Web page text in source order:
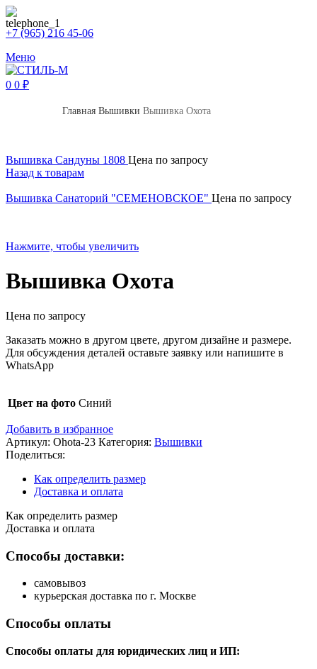
+7 (965) 216 45-06
Меню
0 0 ₽
Главная Вышивки Вышивка Охота
Вышивка Сандуны 1808 Цена по запросу
Назад к товарам
Вышивка Санаторий "СЕМЕНОВСКОЕ" Цена по запросу
Нажмите, чтобы увеличить
Вышивка Охота
Цена по запросу
Заказать можно в другом цвете, другом дизайне и размере.
Для обсуждения деталей оставьте заявку или напишите в
WhatsApp
Цвет на фото Синий
Добавить в избранное
Артикул: Ohota-23 Категория: Вышивки
Поделиться:
Как определить размер
Доставка и оплата
Как определить размер
Доставка и оплата
Способы доставки:
самовывоз
курьерская доставка по г. Москве
Способы оплаты
Способы оплаты для юридических лиц и ИП: